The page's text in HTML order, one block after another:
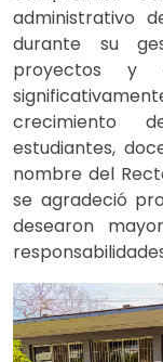
administrativo
durante su
proyectos y
crecimiento
estudiantes,
nombre del
se agradeció
desearon